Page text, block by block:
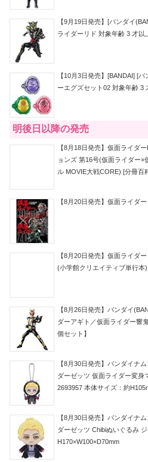
【9月19日発売】[バンダイ
ライダーリド 対象年齢 3 才
【10月3日発売】[BANDAI] [
ーエグズセット02 対象年齢 3
明後日以降の発売
【8月18日発売】仮面ライダ
ョンズ 第16号(仮面ライダー×
ル MOVIE大戦CORE) [分冊百
【8月20日発売】仮面ライ
【8月20日発売】仮面ライ
(小学館クリエイティブ単行本)
【8月26日発売】バンダイ
ダーアギト／仮面ライダー響
個セット】
【8月30日発売】バンダイナ
ダーゼッツ 仮面ライダー変身
2693957 本体サイズ：約
【8月30日発売】バンダイナ
ダーゼッツ Chibiぬいぐるみ
H170×W100×D70mm